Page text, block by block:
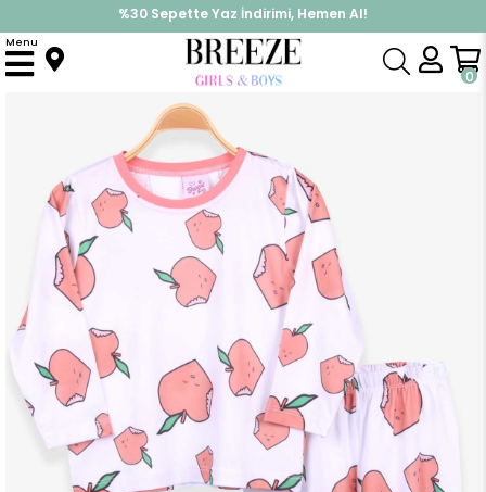
%30 Sepette Yaz İndirimi, Hemen Al!
İndirimlere ek %10 İndirimi Kap, Hemen Üye Ol!
0
Menu
Anasayfa Pijama & İç Giyim KIZ Pijama Takımları Kız Çocuk Pijama Takımı Elma Desenli Beyaz (4 Yaş)